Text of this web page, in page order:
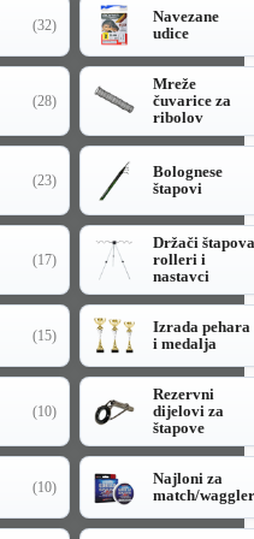
(32)
Navezane
udice
(28)
Mreže
čuvarice za
ribolov
(23)
Bolognese
štapovi
(17)
Držači štapova
rolleri i
nastavci
(15)
Izrada pehara
i medalja
(10)
Rezervni
dijelovi za
štapove
(10)
Najloni za
match/waggler